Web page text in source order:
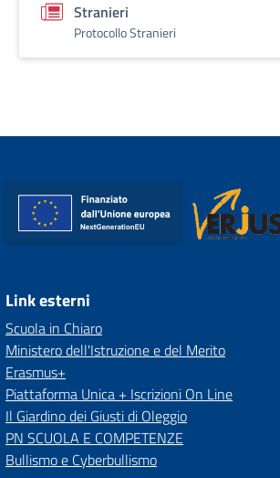
Stranieri
Protocollo Stranieri
Link esterni
Scuola in Chiaro
Ministero dell'Istruzione e del Merito
Erasmus+
Piattaforma Unica + Iscrizioni On Line
Il Giardino dei Giusti di Oleggio
PN SCUOLA E COMPETENZE
Bullismo e Cyberbullismo